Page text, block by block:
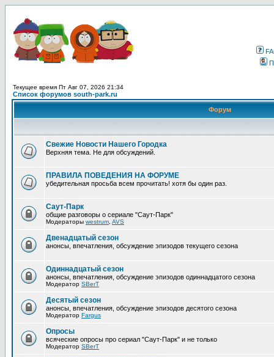
Текущее время Пт Авг 07, 2026 21:34
Список форумов south-park.ru
Форум
Свежие Новости Нашего Городка
Верхняя тема. Не для обсуждений.
ПРАВИЛА ПОВЕДЕНИЯ НА ФОРУМЕ
убедительная просьба всем прочитать! хотя бы один раз.
Саут-Парк
общие разговоры о сериале "Саут-Парк"
Модераторы westrum AVS
Двенадцатый сезон
анонсы, впечатления, обсуждение эпизодов текущего сезона
Одиннадцатый сезон
анонсы, впечатления, обсуждение эпизодов одиннадцатого сезона
Модератор SBerT
Десятый сезон
анонсы, впечатления, обсуждение эпизодов десятого сезона
Модератор Fargus
Опросы
всяческие опросы про сериал "Саут-Парк" и не только
Модератор SBerT